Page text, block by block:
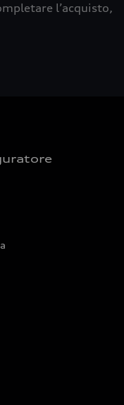
l’acquisto,